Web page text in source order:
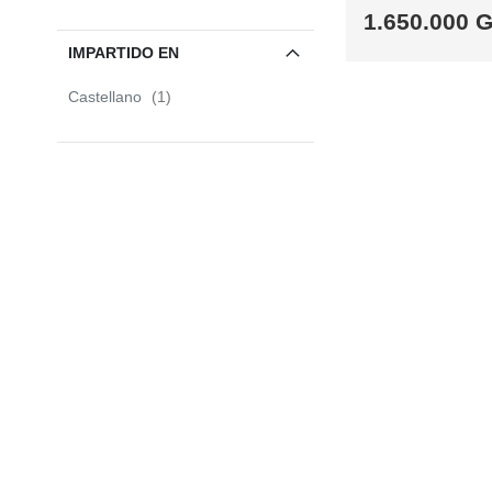
1.650.000
MÁS
IMPARTIDO EN
Castellano 1item